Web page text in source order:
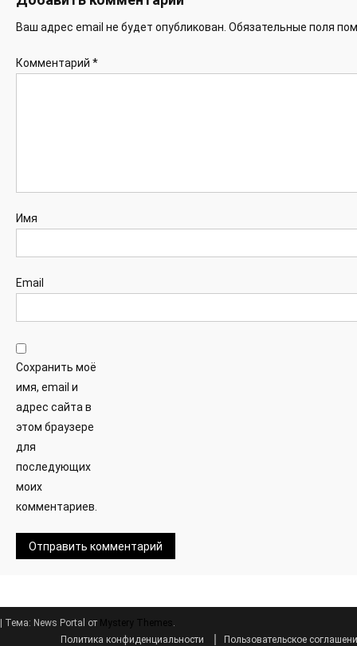
Ваш адрес email не будет опубликован. Обязательные поля
Комментарий *
Имя
Email
Сохранить моё
имя, email и
адрес сайта в
этом браузере
для
последующих
моих
комментариев.
Тема: News Portal от Mystery Themes .
Политика конфиденциальности
Пользовательское